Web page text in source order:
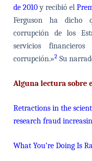
de 2010y recibió el
Ferguson ha dicho
corrupción de los
servicios
corrupción.»2Su
Alguna lectura sobre
Retractions in the
research fraud
What You’re Doing Is